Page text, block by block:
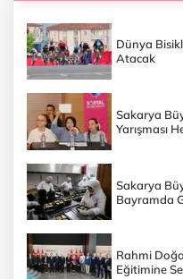
Dünya
Atacak
Sakarya
Yarışması
Sakarya
Bayramda
Rahmi
Eğitimine